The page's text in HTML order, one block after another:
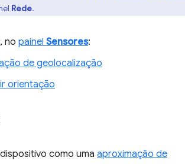
Rede.
no painel Sensores:
de geolocalização
orientação
como uma aproximação de